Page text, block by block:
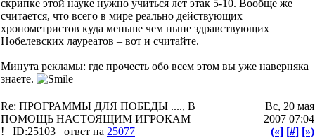
скрипке этой науке нужно учиться лет этак 5-10. Вообще же
считается, что всего в мире реально действующих
хронометристов куда меньше чем ныне здравствующих
Нобелевских лауреатов – вот и считайте.
Минута рекламы: где прочесть обо всем этом вы уже наверняка
знаете.
Re: ПРОГРАММЫ ДЛЯ ПОБЕДЫ ...., В
ПОМОЩЬ НАСТОЯЩИМ ИГРОКАМ
!
ID:25103 ответ на 25077
Вс, 20 мая
2007 07:04
(«] [#] [»)